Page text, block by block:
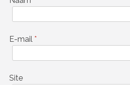
E-mail *
Site